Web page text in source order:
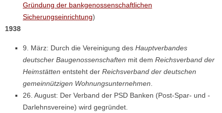
Gründung der bankgenossenschaftlichen
Sicherungseinrichtung)
1938
9. März: Durch die Vereinigung des Hauptverbandes
deutscher Baugenossenschaften mit dem Reichsverband der
Heimstätten entsteht der Reichsverband der deutschen
gemeinnützigen Wohnungsunternehmen
26. August: Der Verband der PSD Banken (Post-Spar- und -
Darlehnsvereine) wird gegründet.